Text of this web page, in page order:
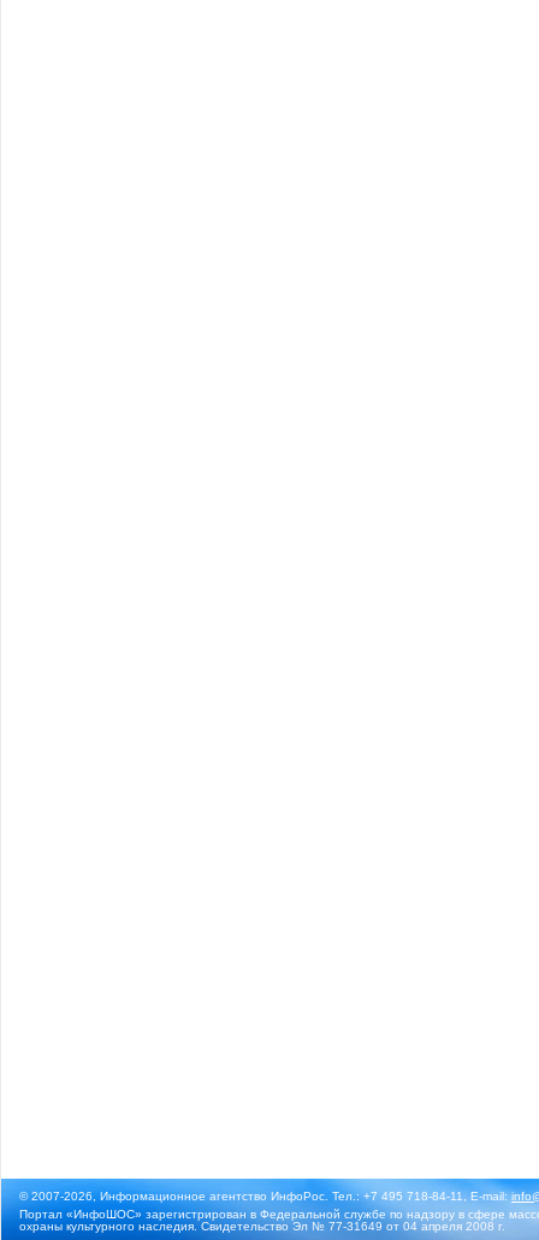
© 2007-2026, Информационное агентство ИнфоРос. Тел.: +7 495 718-84-11, E-mail:
Портал «ИнфоШОС» зарегистрирован в Федеральной службе по надзору в сфере
охраны культурного наследия. Свидетельство Эл № 77-31649 от 04 апреля 2008 г.